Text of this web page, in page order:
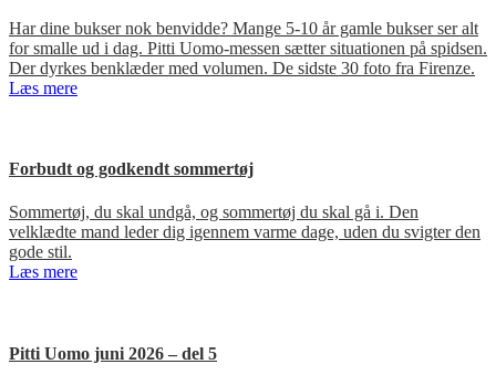
Har dine bukser nok benvidde? Mange 5-10 år gamle bukser ser alt
for smalle ud i dag. Pitti Uomo-messen sætter situationen på spidsen.
Der dyrkes benklæder med volumen. De sidste 30 foto fra Firenze.
Læs mere
Forbudt og godkendt sommertøj
Sommertøj, du skal undgå, og sommertøj du skal gå i. Den
velklædte mand leder dig igennem varme dage, uden du svigter den
gode stil.
Læs mere
Pitti Uomo juni 2026 – del 5